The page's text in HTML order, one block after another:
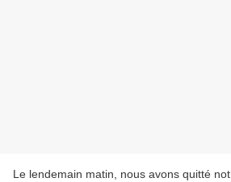
Le lendemain matin, nous avons quitté